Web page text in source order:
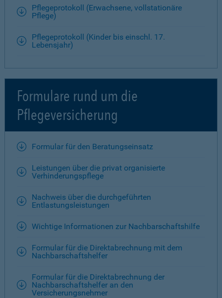
Pflegeprotokoll (Erwachsene, vollstationäre
Pflege)
Pflegeprotokoll (Kinder bis einschl. 17.
Lebensjahr)
Formulare rund um die
Pflegeversicherung
Formular für den Beratungseinsatz
Leistungen über die privat organisierte
Verhinderungspflege
Nachweis über die durchgeführten
Entlastungsleistungen
Wichtige Informationen zur Nachbarschaftshilfe
Formular für die Direktabrechnung mit dem
Nachbarschaftshelfer
Formular für die Direktabrechnung der
Nachbarschaftshelfer an den
Versicherungsnehmer